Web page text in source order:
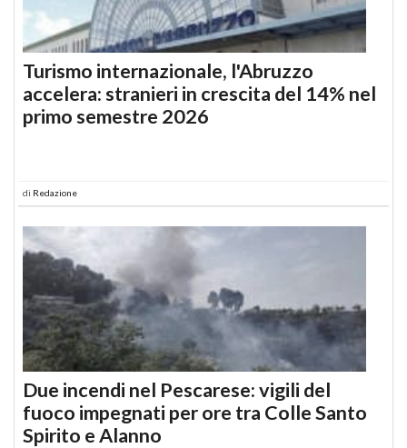
Turismo internazionale, l'Abruzzo
accelera: stranieri in crescita del 14% nel
primo semestre 2026
di Redazione
Due incendi nel Pescarese: vigili del
fuoco impegnati per ore tra Colle Santo
Spirito e Alanno